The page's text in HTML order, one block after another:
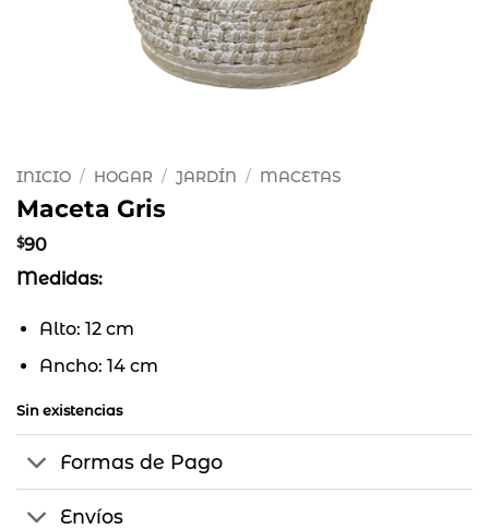
INICIO / HOGAR / JARDÍN / MACETAS
Maceta Gris
$90
Medidas:
Alto: 12 cm
Ancho: 14 cm
Sin existencias
Formas de Pago
Envíos